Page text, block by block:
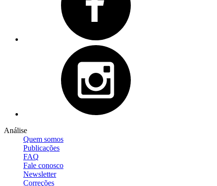
Análise
Quem somos
Publicações
FAQ
Fale conosco
Newsletter
Correções